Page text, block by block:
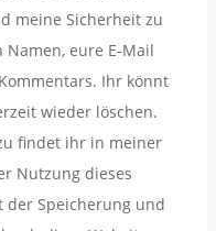
meine Sicherheit zu
eure E-Mail
Ihr könnt
wieder löschen.
findet ihr in meiner
Nutzung dieses
Speicherung und